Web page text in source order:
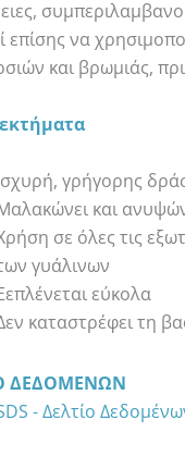
επίσης να
και βρωμιάς,
γρήγορης
και
σε όλες τις
γυάλινων
εύκολα
καταστρέφει τη
ΔΕΔΟΜΈΝΩΝ
- Δελτίο